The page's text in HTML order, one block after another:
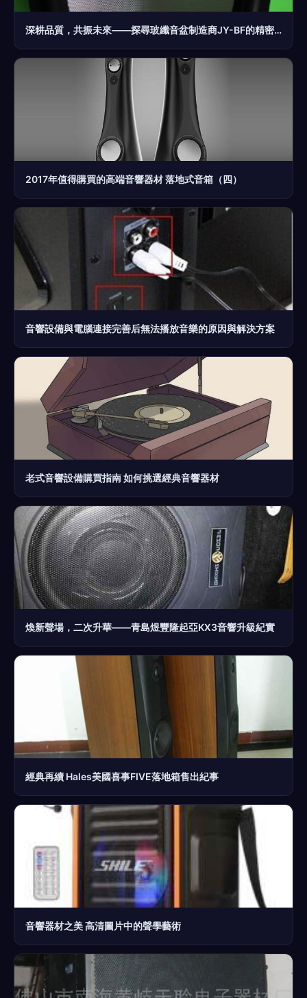
深耕品質，共振未來——探尋玻纖音盆制造商JY-BF的精密聲學工藝
2017年值得購買的高端音響器材 落地式音箱（四）
音響設備與電腦連接完善后無法播放音樂的原因與解決方案
老式音響設備購買指南 如何挑選經典音響器材
煥新聲場，二次升華——青島煜豐隆起亞KX3音響升級紀實
經典再續 Hales美國喜事FIVE落地箱售出紀事
音響器材之美 高清圖片中的聲學藝術